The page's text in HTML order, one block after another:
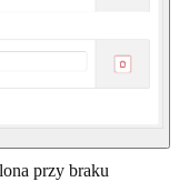
przy braku